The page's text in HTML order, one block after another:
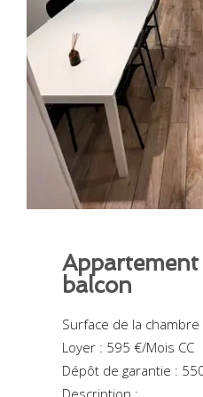
Appartement
balcon
Surface de la chambre
Loyer : 595 €/Mois CC
Dépôt de garantie :